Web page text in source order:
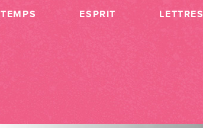
TEMPS ESPRIT LETTRES